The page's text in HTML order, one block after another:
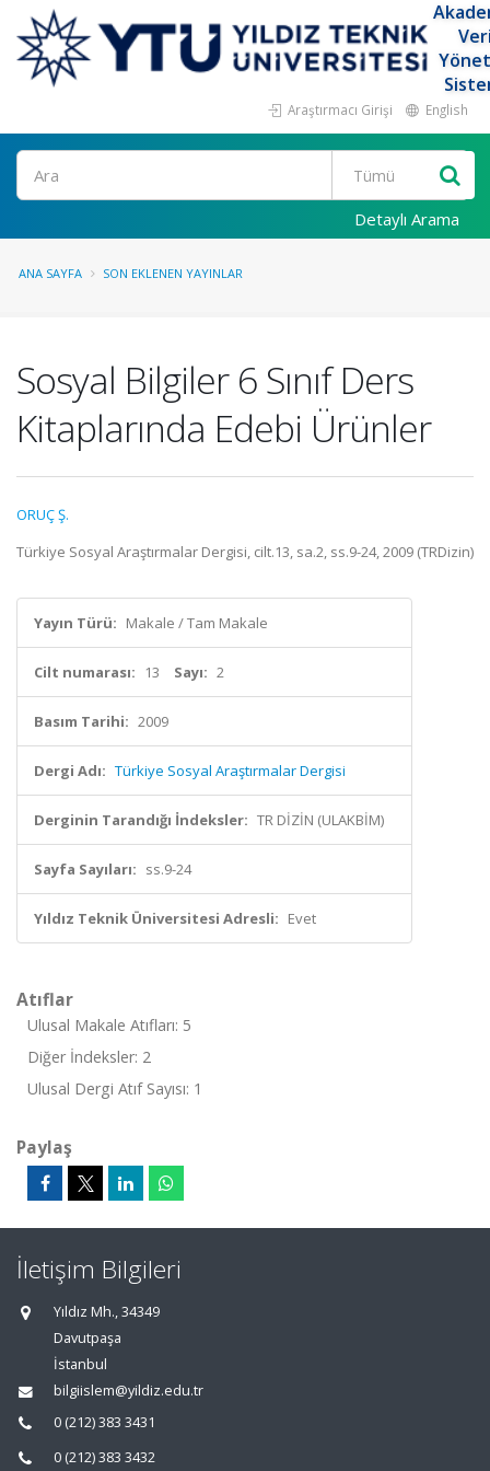
Araştırmacı Girişi English
Ara
Detaylı Arama
ANA SAYFA SON EKLENEN YAYINLAR
Sosyal Bilgiler 6 Sınıf Ders
Kitaplarında Edebi Ürünler
ORUÇ Ş.
Türkiye Sosyal Araştırmalar Dergisi, cilt.13, sa.2, ss.9-24, 2009 (TRDizin)
Yayın Türü: Makale / Tam Makale
Cilt numarası: 13 Sayı: 2
Basım Tarihi: 2009
Dergi Adı: Türkiye Sosyal Araştırmalar Dergisi
Derginin Tarandığı İndeksler: TR DİZİN (ULAKBİM)
Sayfa Sayıları: ss.9-24
Yıldız Teknik Üniversitesi Adresli: Evet
Atıflar
Ulusal Makale Atıfları: 5
Diğer İndeksler: 2
Ulusal Dergi Atıf Sayısı: 1
Paylaş
İletişim Bilgileri
Yıldız Mh., 34349
Davutpaşa
İstanbul
bilgiislem@yildiz.edu.tr
0 (212) 383 3431
0 (212) 383 3432